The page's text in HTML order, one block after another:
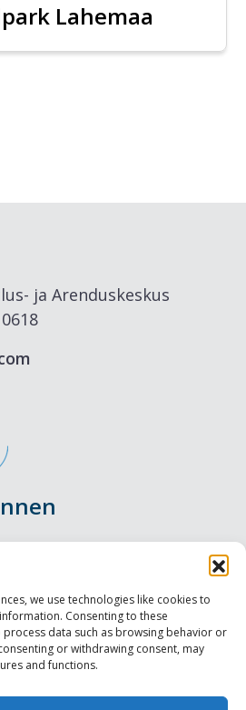
we use technologies like cookies to
Consenting to these
data such as browsing behavior or
or withdrawing consent, may
and functions.
Lahemaa
ja Arenduskeskus